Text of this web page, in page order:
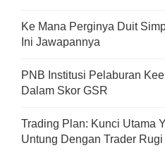
Ke Mana Perginya Duit
Ini Jawapannya
PNB Institusi Pelaburan
Dalam Skor GSR
Trading Plan: Kunci Utama
Untung Dengan Trader Rugi